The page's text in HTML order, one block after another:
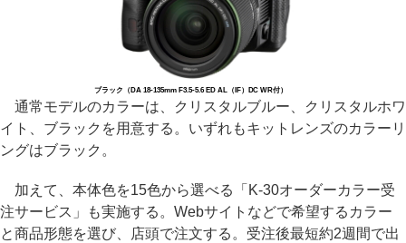
ブラック（DA 18-135mm F3.5-5.6 ED AL（IF）DC WR付）
通常モデルのカラーは、クリスタルブルー、クリスタルホワ
イト、ブラックを用意する。いずれもキットレンズのカラーリ
ングはブラック。
加えて、本体色を15色から選べる「K-30オーダーカラー受
注サービス」も実施する。Webサイトなどで希望するカラー
と商品形態を選び、店頭で注文する。受注後最短約2週間で出